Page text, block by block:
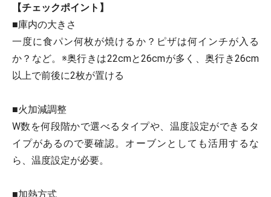
【チェックポイント】
■庫内の大きさ
一度に食パン何枚が焼けるか？ピザは何インチが入る
か？など。※奥行きは22cmと26cmが多く、奥行き26cm
以上で前後に2枚が置ける
■火加減調整
W数を何段階かで選べるタイプや、温度設定ができるタ
イプがあるので要確認。 オーブンとしても活用するな
ら、温度設定が必要。
■加熱方式